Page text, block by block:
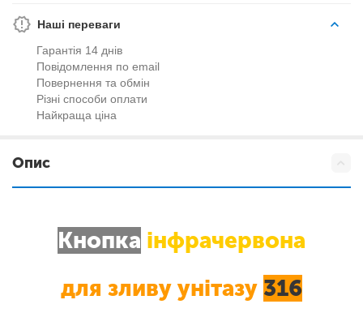
Наші переваги
Гарантія 14 днів
Повідомлення по email
Повернення та обмін
Різні способи оплати
Найкраща ціна
Опис
Кнопка інфрачервона
для зливу унітазу 316